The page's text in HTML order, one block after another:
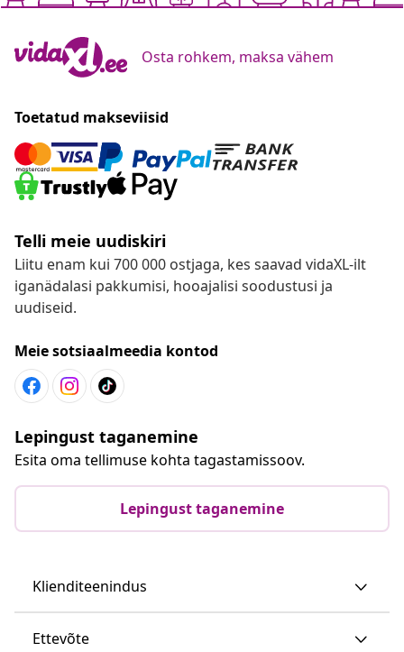
Osta rohkem, maksa vähem
Toetatud makseviisid
Telli meie uudiskiri
Liitu enam kui 700 000 ostjaga, kes saavad vidaXL-ilt
iganädalasi pakkumisi, hooajalisi soodustusi ja
uudiseid.
Meie sotsiaalmeedia kontod
Lepingust taganemine
Esita oma tellimuse kohta tagastamissoov.
Lepingust taganemine
Klienditeenindus
Ettevõte